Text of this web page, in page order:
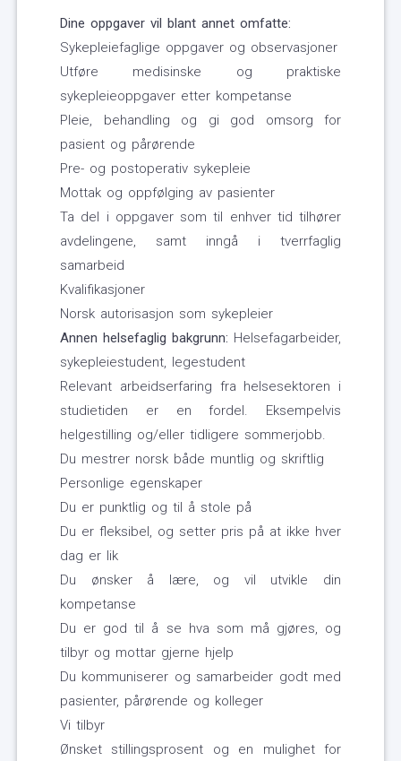
Dine oppgaver vil blant annet omfatte:
Sykepleiefaglige oppgaver og observasjoner
Utføre medisinske og praktiske
sykepleieoppgaver etter kompetanse
Pleie, behandling og gi god omsorg for
pasient og pårørende
Pre- og postoperativ sykepleie
Mottak og oppfølging av pasienter
Ta del i oppgaver som til enhver tid tilhører
avdelingene, samt inngå i tverrfaglig
samarbeid
Kvalifikasjoner
Norsk autorisasjon som sykepleier
Annen helsefaglig bakgrunn: Helsefagarbeider,
sykepleiestudent, legestudent
Relevant arbeidserfaring fra helsesektoren i
studietiden er en fordel. Eksempelvis
helgestilling og/eller tidligere sommerjobb.
Du mestrer norsk både muntlig og skriftlig
Personlige egenskaper
Du er punktlig og til å stole på
Du er fleksibel, og setter pris på at ikke hver
dag er lik
Du ønsker å lære, og vil utvikle din
kompetanse
Du er god til å se hva som må gjøres, og
tilbyr og mottar gjerne hjelp
Du kommuniserer og samarbeider godt med
pasienter, pårørende og kolleger
Vi tilbyr
Ønsket stillingsprosent og en mulighet for